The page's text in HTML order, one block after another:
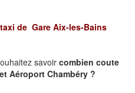
de Gare Aix-les-Bains
savoir combien coute
Aéroport Chambéry ?